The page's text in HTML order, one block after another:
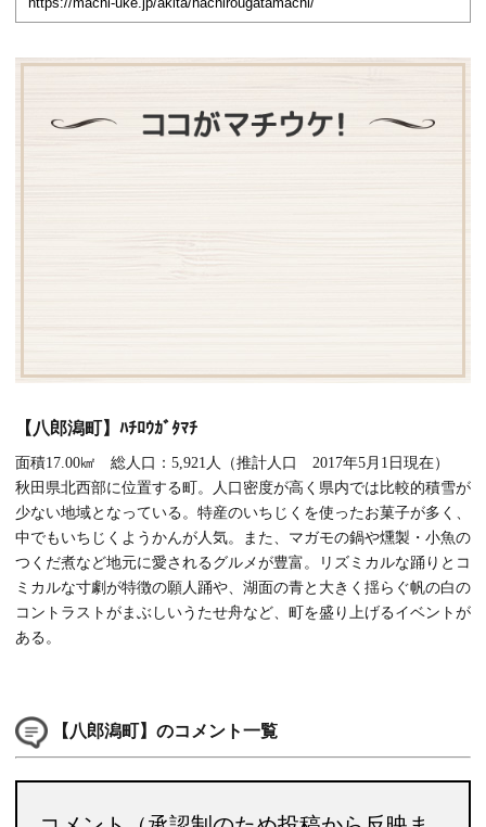
【八郎潟町】ﾊﾁﾛｳｶﾞﾀﾏﾁ
面積17.00㎢ 総人口：5,921人（推計人口 2017年5月1日現在）
秋田県北西部に位置する町。人口密度が高く県内では比較的積雪が
少ない地域となっている。特産のいちじくを使ったお菓子が多く、
中でもいちじくようかんが人気。また、マガモの鍋や燻製・小魚の
つくだ煮など地元に愛されるグルメが豊富。リズミカルな踊りとコ
ミカルな寸劇が特徴の願人踊や、湖面の青と大きく揺らぐ帆の白の
コントラストがまぶしいうたせ舟など、町を盛り上げるイベントが
ある。
【八郎潟町】のコメント一覧